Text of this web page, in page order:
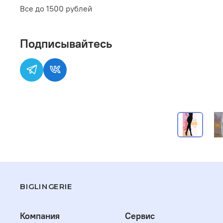
Все до 1500 рублей
Подписывайтесь
BIGLINGERIE
Компания Сервис